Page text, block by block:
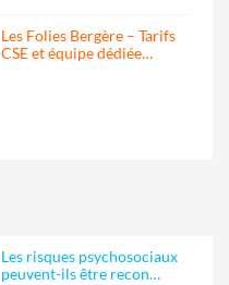
Les Folies Bergère – Tarifs
CSE et équipe dédiée…
Les risques psychosociaux
peuvent-ils être recon…